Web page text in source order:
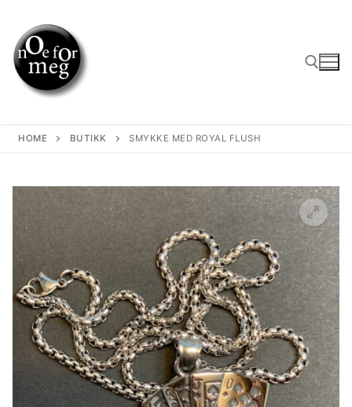
content
HOME BUTIKK SMYKKE MED ROYAL FLUSH